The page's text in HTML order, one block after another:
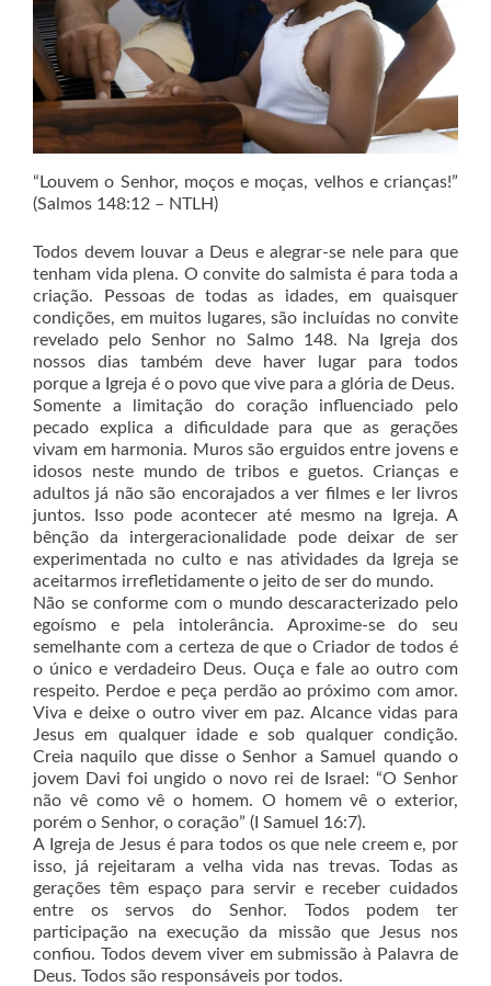
“Louvem o Senhor, moços e moças, velhos e crianças!”
(Salmos 148:12 – NTLH)
Todos devem louvar a Deus e alegrar-se nele para que
tenham vida plena. O convite do salmista é para toda a
criação. Pessoas de todas as idades, em quaisquer
condições, em muitos lugares, são incluídas no convite
revelado pelo Senhor no Salmo 148. Na Igreja dos
nossos dias também deve haver lugar para todos
porque a Igreja é o povo que vive para a glória de Deus.
Somente a limitação do coração influenciado pelo
pecado explica a dificuldade para que as gerações
vivam em harmonia. Muros são erguidos entre jovens e
idosos neste mundo de tribos e guetos. Crianças e
adultos já não são encorajados a ver filmes e ler livros
juntos. Isso pode acontecer até mesmo na Igreja. A
bênção da intergeracionalidade pode deixar de ser
experimentada no culto e nas atividades da Igreja se
aceitarmos irrefletidamente o jeito de ser do mundo.
Não se conforme com o mundo descaracterizado pelo
egoísmo e pela intolerância. Aproxime-se do seu
semelhante com a certeza de que o Criador de todos é
o único e verdadeiro Deus. Ouça e fale ao outro com
respeito. Perdoe e peça perdão ao próximo com amor.
Viva e deixe o outro viver em paz. Alcance vidas para
Jesus em qualquer idade e sob qualquer condição.
Creia naquilo que disse o Senhor a Samuel quando o
jovem Davi foi ungido o novo rei de Israel: “O Senhor
não vê como vê o homem. O homem vê o exterior,
porém o Senhor, o coração” (I Samuel 16:7).
A Igreja de Jesus é para todos os que nele creem e, por
isso, já rejeitaram a velha vida nas trevas. Todas as
gerações têm espaço para servir e receber cuidados
entre os servos do Senhor. Todos podem ter
participação na execução da missão que Jesus nos
confiou. Todos devem viver em submissão à Palavra de
Deus. Todos são responsáveis por todos.